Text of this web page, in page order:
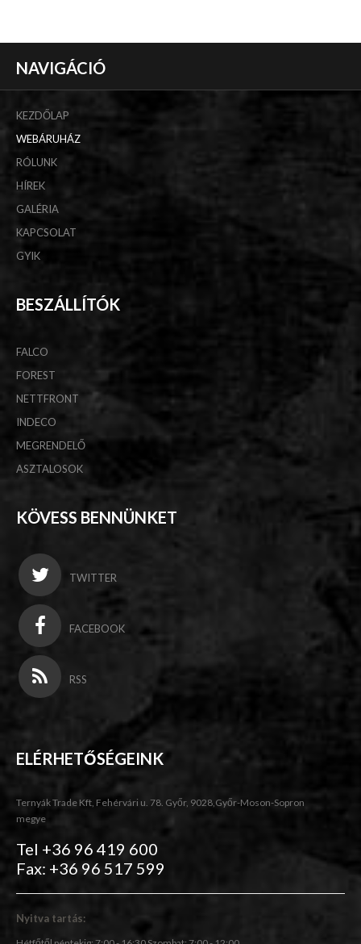
NAVIGÁCIÓ
KEZDŐLAP
WEBÁRUHÁZ
RÓLUNK
HÍREK
GALÉRIA
KAPCSOLAT
GYIK
BESZÁLLÍTÓK
FALCO
FOREST
NETTFRONT
INDECO
MEGRENDELŐ
ASZTALOSOK
KÖVESS BENNÜNKET
TWITTER
FACEBOOK
RSS
ELÉRHETŐSÉGEINK
Ternyák Trade Kft, Fehérvári u. 78. Győr, 9028,Győr-Moson-Sopron
megye
Tel +36 96 419 600
Fax: +36 96 517 599
Nyitva tartás: